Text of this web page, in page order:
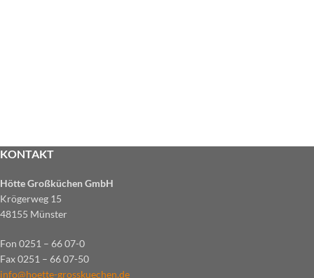
KONTAKT
Hötte Großküchen GmbH
Krögerweg 15
48155 Münster
Fon 0251 – 66 07-0
Fax 0251 – 66 07-50
info@hoette-grosskuechen.de